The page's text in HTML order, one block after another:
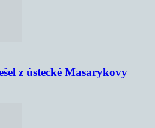
z ústecké Masarykovy